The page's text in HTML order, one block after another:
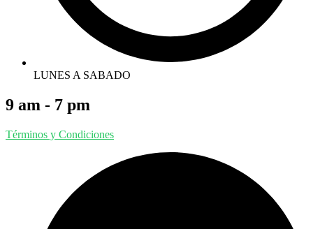
LUNES A SABADO
9 am - 7 pm
Términos y Condiciones